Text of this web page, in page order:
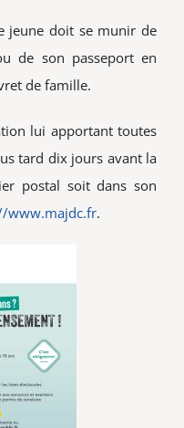
jeune doit se munir de
de son passeport en
de famille.
lui apportant toutes
tard dix jours avant la
postal soit dans son
www.majdc.fr.